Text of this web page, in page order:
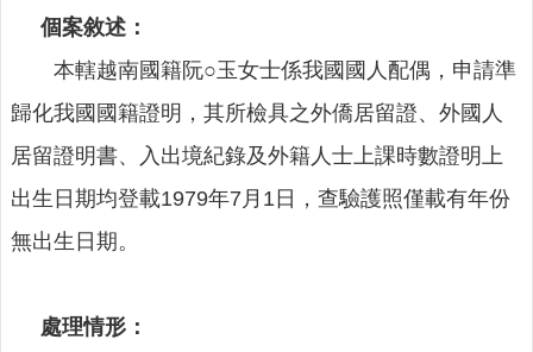
便
民
服
務
統
個案敘述：
本轄越南國籍阮○玉女士係我國國人配偶，申請準
歸化我國國籍證明，其所檢具之外僑居留證、外國人
居留證明書、入出境紀錄及外籍人士上課時數證明上
出生日期均登載1979年7月1日，查驗護照僅載有年份
無出生日期。
處理情形：